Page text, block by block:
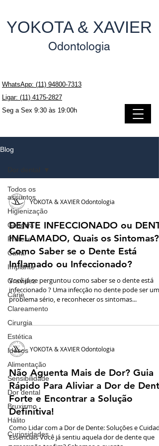
YOKOTA & XAVIER
Odontologia
WhatsApp: (11) 94800-7313
Ligar: (11) 4175-2827
Seg a Sex 9:30 às 19:00h
Blog
Todos os
assuntos
Higienização
Gengiva
Prótese
Canal
Implante
Gravidez
Cárie
Clareamento
Cirurgia
Estética
Idosos
Alimentação
Sensibilidade
Dor dental
Bruxismo
Hálito
Curiosidades
YOKOTA & XAVIER Odontologia
DENTE INFECCIONADO ou
INFLAMADO, Quais os Sintomas?
Como Saber se o Dente Está
Inflamado ou Infeccionado?
Você já se perguntou como saber se o dente está
infeccionado ? Uma infecção no dente pode ser um
problema sério, e reconhecer os sintomas...
YOKOTA & XAVIER Odontologia
Não Aguenta Mais de Dor? Guia
Rápido Para Aliviar a Dor de Dente
Forte e Encontrar a Solução
Definitiva!
Como Lidar com a Dor de Dente: Soluções e
Essenciais Você já sentiu aquela dor de dente que